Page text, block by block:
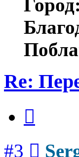
Город:
Re:
#3